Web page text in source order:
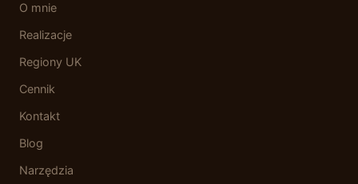
O mnie
Realizacje
Regiony UK
Cennik
Kontakt
Blog
Narzędzia